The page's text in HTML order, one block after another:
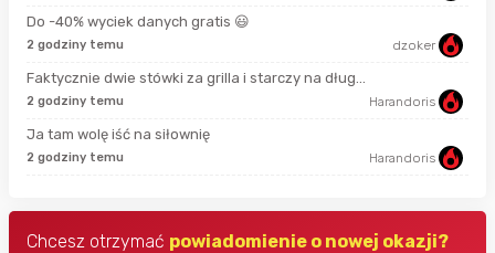
Do -40% wyciek danych gratis 😃
2 godziny temu dzoker
Faktycznie dwie stówki za grilla i starczy na dług...
2 godziny temu Harandoris
Ja tam wolę iść na siłownię
2 godziny temu Harandoris
Chcesz otrzymać powiadomienie o nowej okazji?